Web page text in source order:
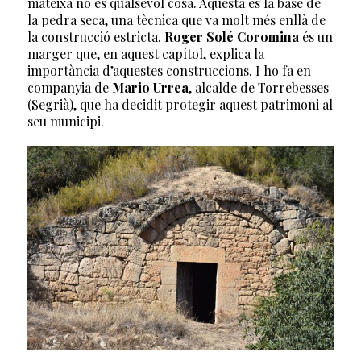
la pedra seca, una tècnica que va molt més enllà de
la construcció estricta. Roger Solé Coromina és un
marger que, en aquest capítol, explica la
importància d’aquestes construccions. I ho fa en
companyia de Mario Urrea, alcalde de Torrebesses
(Segrià), que ha decidit protegir aquest patrimoni al
seu municipi.